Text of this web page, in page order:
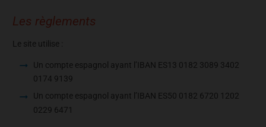
Les règlements
Le site utilise :
Un compte espagnol ayant l’IBAN ES13 0182 3089 3402
0174 9139
Un compte espagnol ayant l’IBAN ES50 0182 6720 1202
0229 6471